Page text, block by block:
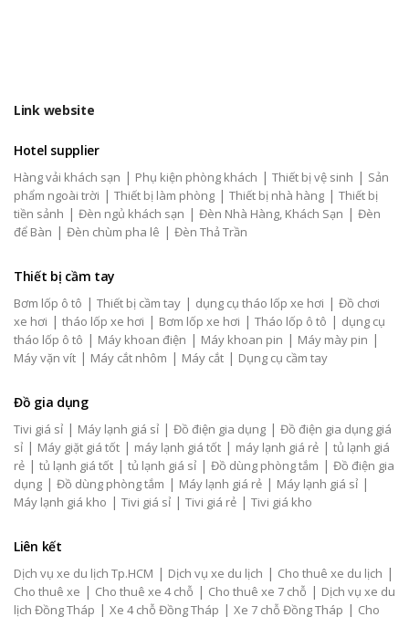
Link website
Hotel supplier
Hàng vải khách sạn | Phụ kiện phòng khách | Thiết bị vệ sinh | Sản
phẩm ngoài trời | Thiết bị làm phòng | Thiết bị nhà hàng | Thiết bị
tiền sảnh | Đèn ngủ khách sạn | Đèn Nhà Hàng, Khách Sạn | Đèn
để Bàn | Đèn chùm pha lê | Đèn Thả Trần
Thiết bị cầm tay
Bơm lốp ô tô | Thiết bị cầm tay | dụng cụ tháo lốp xe hơi | Đồ chơi
xe hơi | tháo lốp xe hơi | Bơm lốp xe hơi | Tháo lốp ô tô | dụng cụ
tháo lốp ô tô | Máy khoan điện | Máy khoan pin | Máy mày pin |
Máy vặn vít | Máy cắt nhôm | Máy cắt | Dụng cụ cầm tay
Đồ gia dụng
Tivi giá sỉ | Máy lạnh giá sỉ | Đồ điện gia dụng | Đồ điện gia dụng giá
sỉ | Máy giặt giá tốt | máy lạnh giá tốt | máy lạnh giá rẻ | tủ lạnh giá
rẻ | tủ lạnh giá tốt | tủ lạnh giá sỉ | Đồ dùng phòng tắm | Đồ điện gia
dụng | Đồ dùng phòng tắm | Máy lạnh giá rẻ | Máy lạnh giá sỉ |
Máy lạnh giá kho | Tivi giá sỉ | Tivi giá rẻ | Tivi giá kho
Liên kết
Dịch vụ xe du lịch Tp.HCM | Dịch vụ xe du lịch | Cho thuê xe du lịch |
Cho thuê xe | Cho thuê xe 4 chỗ | Cho thuê xe 7 chỗ | Dịch vụ xe du
lịch Đồng Tháp | Xe 4 chỗ Đồng Tháp | Xe 7 chỗ Đồng Tháp | Cho